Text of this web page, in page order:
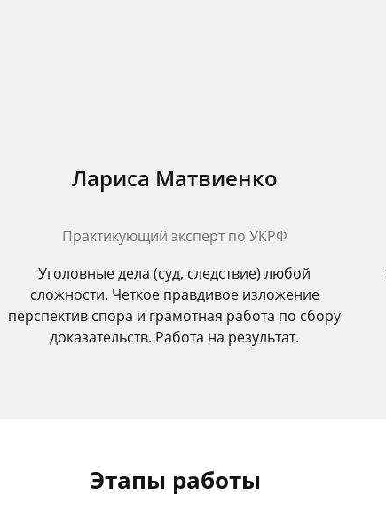
Лариса Матвиенко
Практикующий эксперт по УКРФ
Уголовные дела (суд, следствие) любой
сложности. Четкое правдивое изложение
перспектив спора и грамотная работа по сбору
доказательств. Работа на результат.
Этапы работы